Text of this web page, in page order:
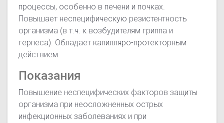
процессы, особенно в печени и почках.
Повышает неспецифическую резистентность
организма (в т.ч. к возбудителям гриппа и
герпеса). Обладает капилляро-протекторным
действием.
Показания
Повышение неспецифических факторов защиты
организма при неосложненных острых
инфекционных заболеваниях и при